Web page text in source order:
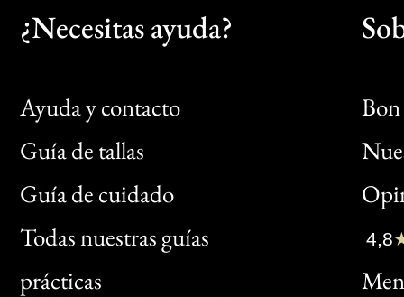
¿Necesitas ayuda?
Ayuda y contacto
Guía de tallas
Guía de cuidado
Todas nuestras guías
prácticas
Bon
Clic
Bon
4,8